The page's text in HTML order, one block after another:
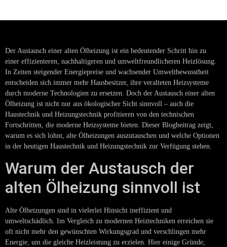
Der Austausch einer alten Ölheizung ist ein bedeutender Schritt hin zu
einer effizienteren, nachhaltigeren und umweltfreundlicheren Heizlösung.
In Zeiten steigender Energiepreise und wachsender Umweltbewusstheit
entscheiden sich immer mehr Hausbesitzer, ihre veralteten Heizsysteme
durch moderne Technologien zu ersetzen. Doch der Austausch einer alten
Ölheizung ist nicht nur aus ökologischer Sicht sinnvoll – auch die
Haustechnik und Heizungstechnik profitieren von den technischen
Fortschritten, die moderne Heizsysteme bieten. Dieser Blogbeitrag zeigt,
warum es sich lohnt, alte Ölheizungen auszutauschen und welche Optionen
in der heutigen Haustechnik und Heizungstechnik zur Verfügung stehen.
Warum der Austausch der
alten Ölheizung sinnvoll ist
Alte Ölheizungen sind in vielerlei Hinsicht ineffizient und
umweltschädlich. Im Vergleich zu modernen Heiztechniken erreichen sie
oft nicht mehr den gewünschten Wirkungsgrad und verschlingen mehr
Energie, um die gleiche Heizleistung zu erzielen. Hier einige Gründe,